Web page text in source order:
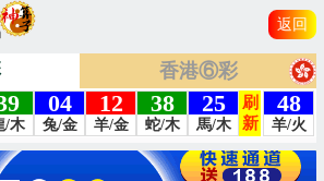
返回
香港⑥彩